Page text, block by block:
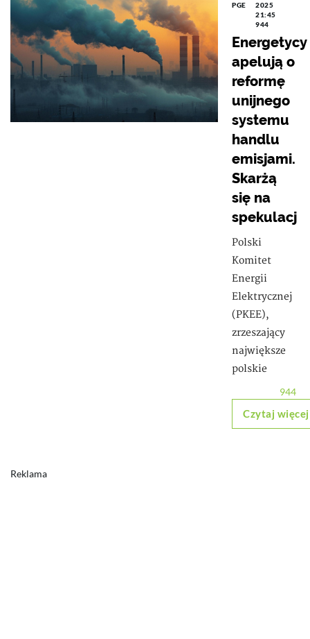
PGE
2025
21:45
944
Energetycy
apelują o
reformę
unijnego
systemu
handlu
emisjami.
Skarżą
się na
spekulacj
Polski
Komitet
Energii
Elektrycznej
(PKEE),
zrzeszający
największe
polskie
944
Czytaj więcej
Reklama